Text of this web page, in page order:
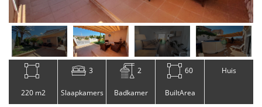
220 m2
3
Slaapkamers
2
Badkamer
60
BuiltArea
Huis